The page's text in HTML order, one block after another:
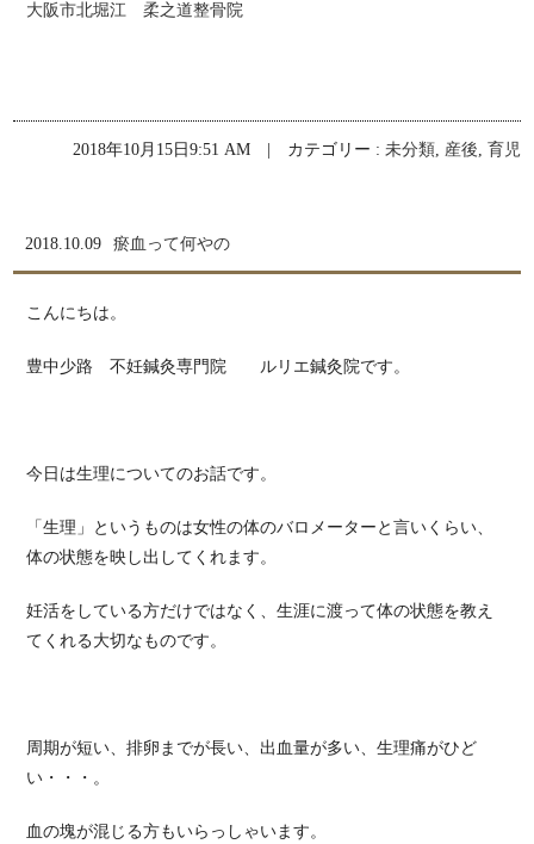
大阪市北堀江 柔之道整骨院
2018年10月15日9:51 AM | カテゴリー : 未分類, 産後, 育児
2018.10.09 瘀血って何やの
こんにちは。
豊中少路 不妊鍼灸専門院 ルリエ鍼灸院です。
今日は生理についてのお話です。
「生理」というものは女性の体のバロメーターと言いくらい、
体の状態を映し出してくれます。
妊活をしている方だけではなく、生涯に渡って体の状態を教え
てくれる大切なものです。
周期が短い、排卵までが長い、出血量が多い、生理痛がひど
い・・・。
血の塊が混じる方もいらっしゃいます。